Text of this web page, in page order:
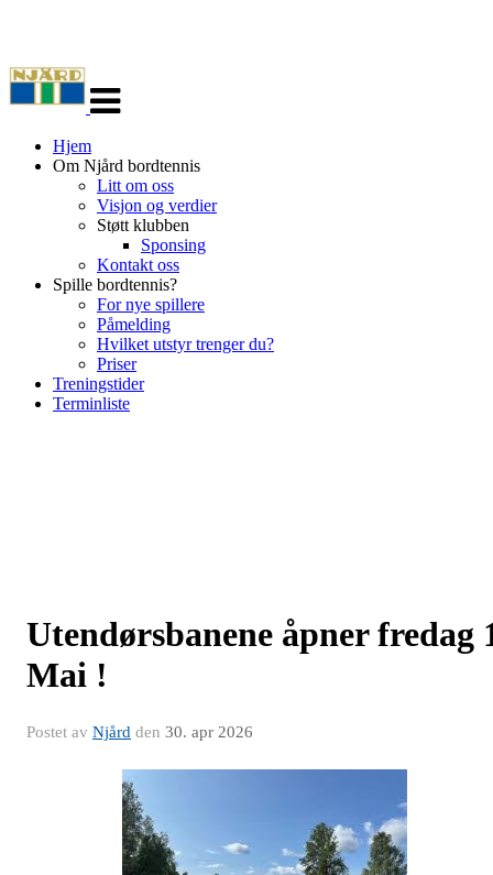
navigasjon
Hjem
Om Njård bordtennis
Litt om oss
Visjon og verdier
Støtt klubben
Sponsing
Kontakt oss
Spille bordtennis?
For nye spillere
Påmelding
Hvilket utstyr trenger du?
Priser
Treningstider
Terminliste
Utendørsbanene åpner fredag
Mai !
Postet av Njård den 30. apr 2026